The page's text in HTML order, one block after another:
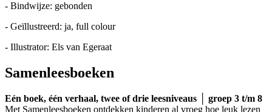
- Bindwijze: gebonden
- Geïllustreerd: ja, full colour
- Illustrator: Els van Egeraat
Samenleesboeken
Eén boek, één verhaal, twee of drie leesniveaus │ groep 3 t/m 8
Met Samenleesboeken ontdekken kinderen al vroeg hoe leuk lezen